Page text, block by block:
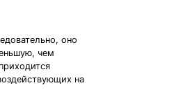
оно
чем
на